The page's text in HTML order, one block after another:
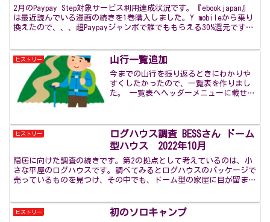
リュック / LOHACOアウトレッ
ト） 2022年2月
2月のPaypay Step対象サービス利用達成状況です。『ebookjapan』
は最近読んでいる漫画の続きを1巻購入しました。Y mobileから乗り
換えたので、、、超Paypayジャンボで誰でももらえる30%還元です。
ヒストリー 山行一覧追加
今までの山行を振り返るときにわかりや
すくしたかったので、一覧表を作りまし
た。 一覧表へヘッダーメニューに載せ
タート、まだまだ経験...
ヒストリー
ログハウス調査 BESSさん ドーム
型ハウス 2022年10月
隠居に向けた調査の続きです。第2の拠点として考えているのは、小
さな平屋のログハウスです。調べてみるとログハウスのパッケージで
売っているものを見つけ、その中でも、ドーム型の家屋に目が留まり
ヒストリー 初のソロキャンプ